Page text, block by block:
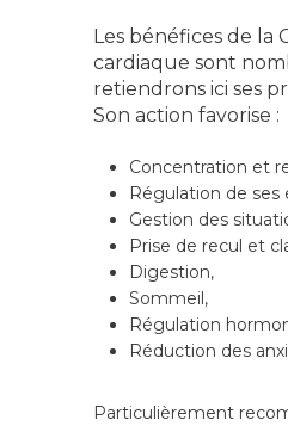
Les bénéfices de la
cardiaque sont
retiendrons ici ses
Son action favorise :
Concentration et
Régulation de ses
Gestion des
Prise de recul et
Digestion,
Sommeil,
Régulation
Réduction des
Particulièrement